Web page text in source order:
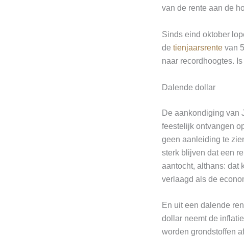
van de rente aan de
Sinds eind oktober
de tienjaarsrente van
naar recordhoogtes.
Dalende dollar
De aankondiging van
feestelijk ontvangen
geen aanleiding te
sterk blijven dat een
aantocht, althans: dat
verlaagd als de
En uit een dalende
dollar neemt de
worden grondstoffen